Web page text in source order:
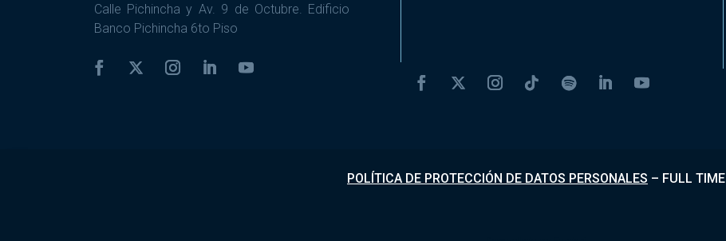
Calle Pichincha y Av. 9 de Octubre. Edificio
Banco Pichincha 6to Piso
POLÍTICA DE PROTECCIÓN DE DATOS PERSONALES – FULL TIME